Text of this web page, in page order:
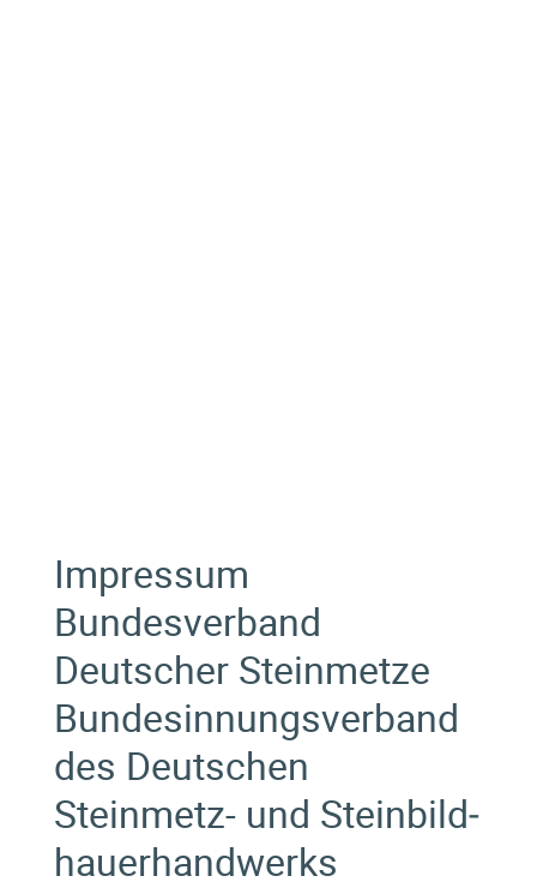
Impressum
Bundesverband
Deutscher Steinmetze
Bundes­innungs­verband
des Deutschen
Steinmetz- und Stein­bild­
hauer­handwerks